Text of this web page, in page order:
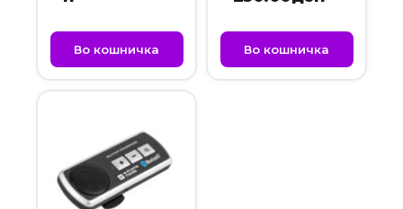
Во кошничка Во кошничка